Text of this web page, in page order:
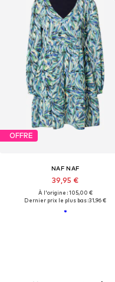
OFFRE
NAF NAF
39,95 €
À l'origine : 105,00 €
Dernier prix le plus bas :31,96 €